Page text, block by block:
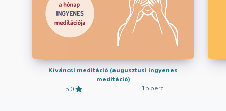
Kíváncsi meditáció (augusztusi ingyenes
meditáció)
5.0
15 perc